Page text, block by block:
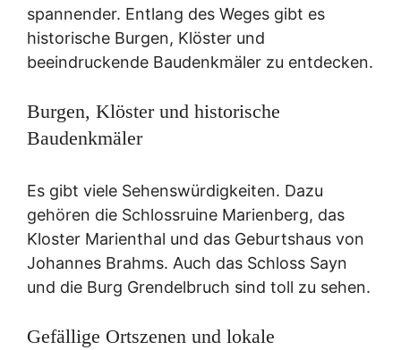
spannender. Entlang des Weges gibt es
historische Burgen, Klöster und
beeindruckende Baudenkmäler zu entdecken.
Burgen, Klöster und historische
Baudenkmäler
Es gibt viele Sehenswürdigkeiten. Dazu
gehören die Schlossruine Marienberg, das
Kloster Marienthal und das Geburtshaus von
Johannes Brahms. Auch das Schloss Sayn
und die Burg Grendelbruch sind toll zu sehen.
Gefällige Ortszenen und lokale